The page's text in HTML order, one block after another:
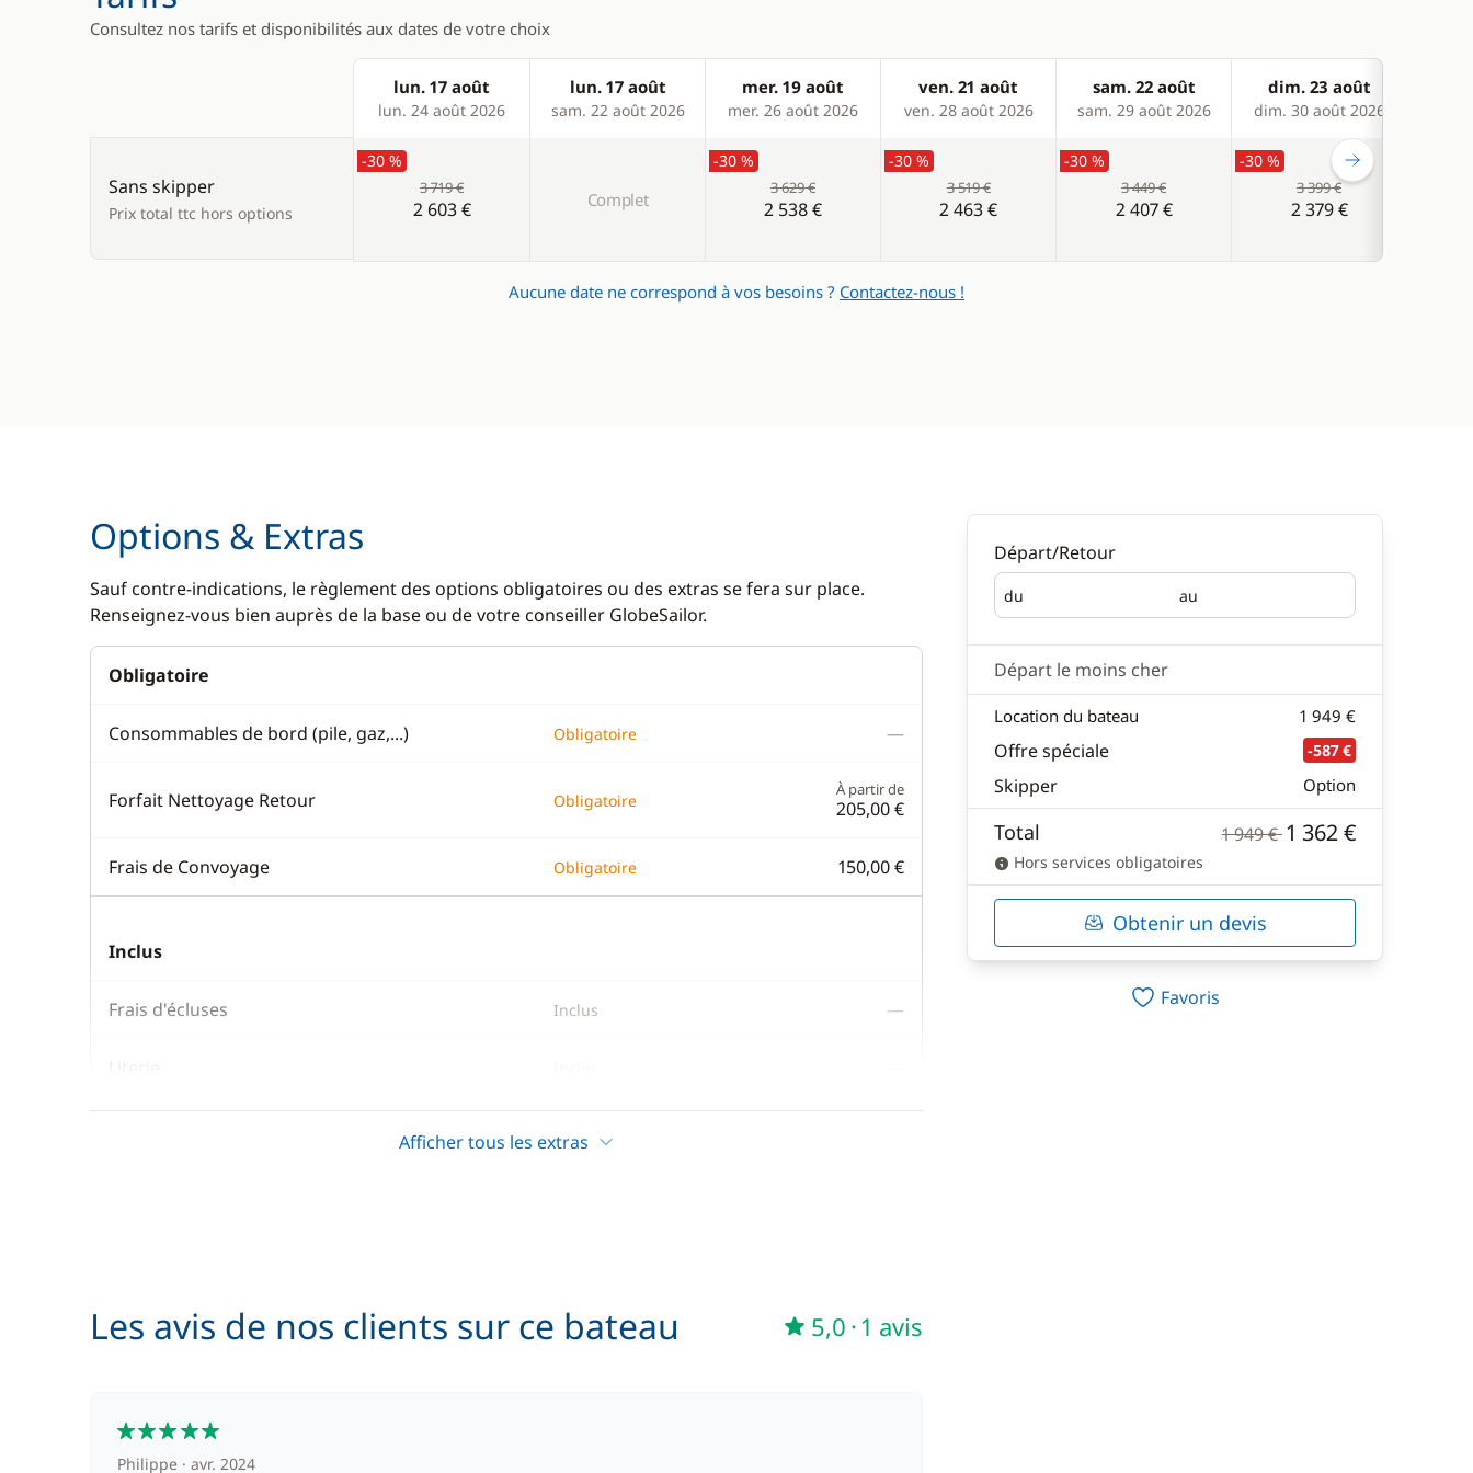
Consultez nos tarifs et disponibilités aux dates de votre choix
Products
lun. 17 août
lun. 24 août 2026
lun. 17 août
sam. 22 août 2026
mer. 19 août
mer. 26 août 2026
ven. 21 août
ven. 28 août 2026
sam. 22 août
sam. 29 août 2026
dim. 23 août
dim. 30 août 2026
Sans skipper
Prix total ttc hors options
-30 %
3 719 €
2 603 € Complet
-30 %
3 629 €
2 538 €
-30 %
3 519 €
2 463 €
-30 %
3 449 €
2 407 €
-30 %
3 399 €
2 379 €
Aucune date ne correspond à vos besoins ? Contactez-nous !
Options & Extras
Sauf contre-indications, le règlement des options obligatoires ou des extras se fera sur place.
Renseignez-vous bien auprès de la base ou de votre conseiller GlobeSailor.
Obligatoire
Consommables de bord (pile, gaz,...) Obligatoire —
Forfait Nettoyage Retour Obligatoire
À partir de
205,00 €
Frais de Convoyage Obligatoire 150,00 €
Inclus
Frais d'écluses Inclus —
Literie
Animaux de compagnie 85,00 €
Afficher tous les extras
Les avis de nos clients sur ce bateau 5,0 ·1 avis
Philippe avr. 2024
Départ/Retour
du
Départ au
Retour
Départ le moins cher
Location du bateau 1 949 €
Offre spéciale -587 €
Skipper Option
Total 1 949 €1 362 €
Hors services obligatoires
Obtenir un devis
Favoris